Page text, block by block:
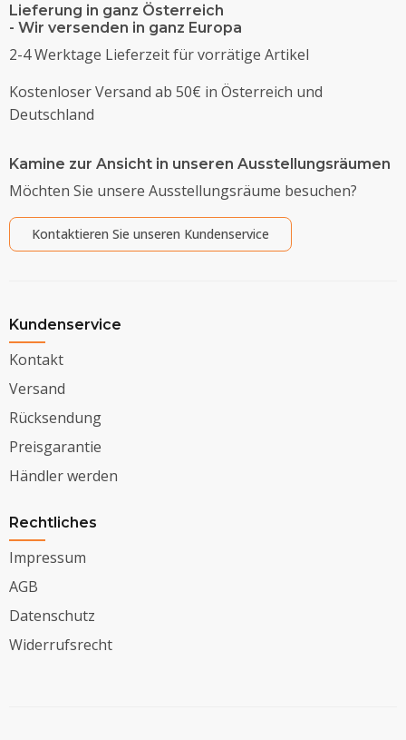
Lieferung in ganz Österreich
- Wir versenden in ganz Europa
2-4 Werktage Lieferzeit für vorrätige Artikel
Kostenloser Versand ab 50€ in Österreich und
Deutschland
Kamine zur Ansicht in unseren Ausstellungsräumen
Möchten Sie unsere Ausstellungsräume besuchen?
Kontaktieren Sie unseren Kundenservice
Kundenservice
Kontakt
Versand
Rücksendung
Preisgarantie
Händler werden
Rechtliches
Impressum
AGB
Datenschutz
Widerrufsrecht